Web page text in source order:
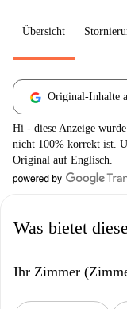
Übersicht
Original-Inhalte
Hi - diese Anzeige
nicht 100% korrekt ist.
Original auf Englisch.
Was bietet
Ihr Zimmer